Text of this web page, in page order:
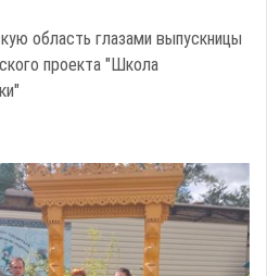
область глазами выпускницы
проекта "Школа